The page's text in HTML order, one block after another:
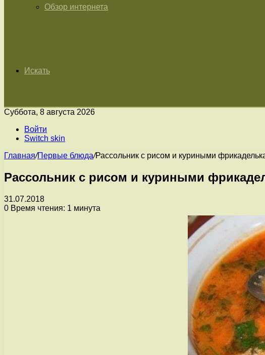
Обзор интернета
Искать
Суббота, 8 августа 2026
Войти
Switch skin
Главная/Первые блюда/Рассольник с рисом и куриными
Рассольник с рисом и куриными
31.07.2018
0 Время чтения: 1 минута